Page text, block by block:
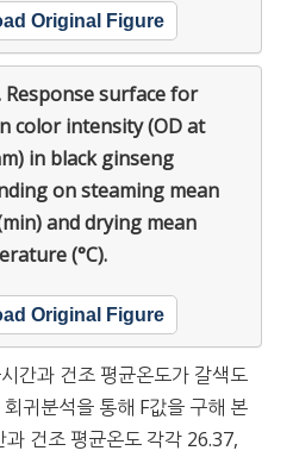
Original Figure
Response surface for
color intensity (OD at
in black ginseng
on steaming mean
and drying mean
(°C).
Original Figure
간과 건조 평균온도가 갈색도
귀분석을 통해 F값을 구해 본
과 건조 평균온도 각각 26.37,